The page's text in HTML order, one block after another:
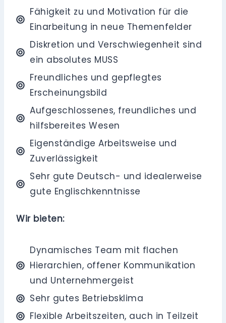
Fähigkeit zu und Motivation für die
Einarbeitung in neue Themenfelder
Diskretion und Verschwiegenheit sind
ein absolutes MUSS
Freundliches und gepflegtes
Erscheinungsbild
Aufgeschlossenes, freundliches und
hilfsbereites Wesen
Eigenständige Arbeitsweise und
Zuverlässigkeit
Sehr gute Deutsch- und idealerweise
gute Englischkenntnisse
Wir bieten:
Dynamisches Team mit flachen
Hierarchien, offener Kommunikation
und Unternehmergeist
Sehr gutes Betriebsklima
Flexible Arbeitszeiten, auch in Teilzeit